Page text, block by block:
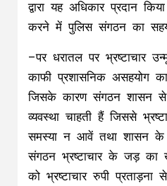
द्वारा यह अधिकार प्रदान
करने में पुलिस संगठन का
–पर धरातल पर भ्रष्टाचार
काफी प्रशासनिक असहयोग
जिसके कारण संगठन शासन
व्यवस्था चाहती हैं जिससे
समस्या न आवें तथा शासन
संगठन भ्रष्टाचार के जड़
को भ्रष्टाचार रुपी प्रताड़ना